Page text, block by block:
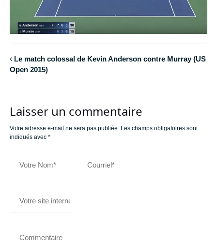
Le match colossal de Kevin Anderson contre Murray (US
Open 2015)
Laisser un commentaire
Votre adresse e-mail ne sera pas publiée. Les champs obligatoires sont
indiqués avec *